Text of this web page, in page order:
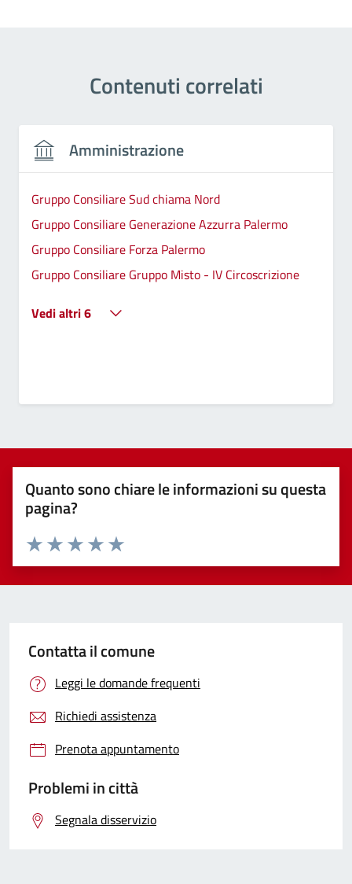
Contenuti correlati
Amministrazione
Gruppo Consiliare Sud chiama Nord
Gruppo Consiliare Generazione Azzurra Palermo
Gruppo Consiliare Forza Palermo
Gruppo Consiliare Gruppo Misto - IV Circoscrizione
Vedi altri 6
Quanto sono chiare le informazioni su questa
pagina?
Valuta 5 stelle su 5
Valuta 4 stelle su 5
Valuta 3 stelle su 5
Valuta 2 stelle su 5
Valuta 1 stelle su 5
Contatta il comune
Leggi le domande frequenti
Richiedi assistenza
Prenota appuntamento
Problemi in città
Segnala disservizio